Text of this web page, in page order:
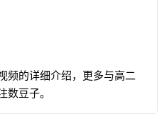
频的详细介绍，更多与高二
数豆子。